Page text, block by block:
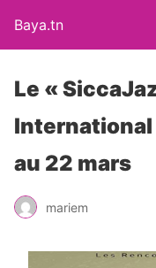
Baya.tn
Le «
International
au 22 mars
mariem